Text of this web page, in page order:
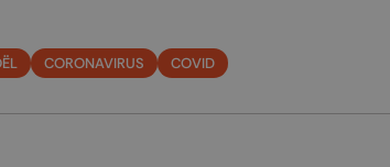
CORONAVIRUS COVID